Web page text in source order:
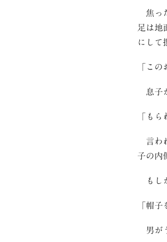
焦っ
足は地
にして
「こ
息子
「も
言わ
子の内
もし
「帽
男が